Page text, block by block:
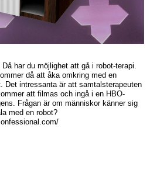
har du möjlighet att gå i robot-terapi.
då att åka omkring med en
Det intressanta är att samtalsterapeuten
att filmas och ingå i en HBO-
Frågan är om människor känner sig
med en robot?